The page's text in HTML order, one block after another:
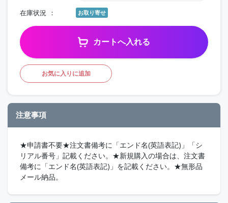
在庫状況 お取り寄せ
カートへ入れる
お気に入りに追加
注意事項
★申請書不要★注文書備考に「エンド名(英語表記)」「シ
リアル番号」記載ください。★新規購入の場合は、注文書
備考に「エンド名(英語表記)」を記載ください。★無形品
メール納品。